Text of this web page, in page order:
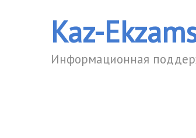
Kaz-
Информационная